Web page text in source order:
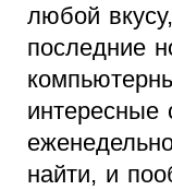
любой
последние
найти, и